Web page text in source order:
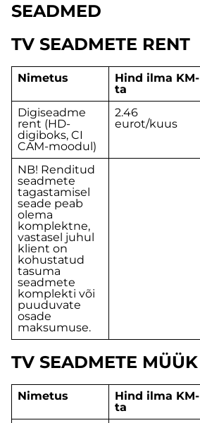
SEADMED
TV SEADMETE RENT
Nimetus
Hind ilma KM-
ta
Digiseadme
rent (HD-
digiboks, CI
CAM-moodul)
2.46
eurot/kuus
NB! Renditud
seadmete
tagastamisel
seade peab
olema
komplektne,
vastasel juhul
klient on
kohustatud
tasuma
seadmete
komplekti või
puuduvate
osade
maksumuse.
TV SEADMETE MÜÜK
Nimetus
Hind ilma KM-
ta